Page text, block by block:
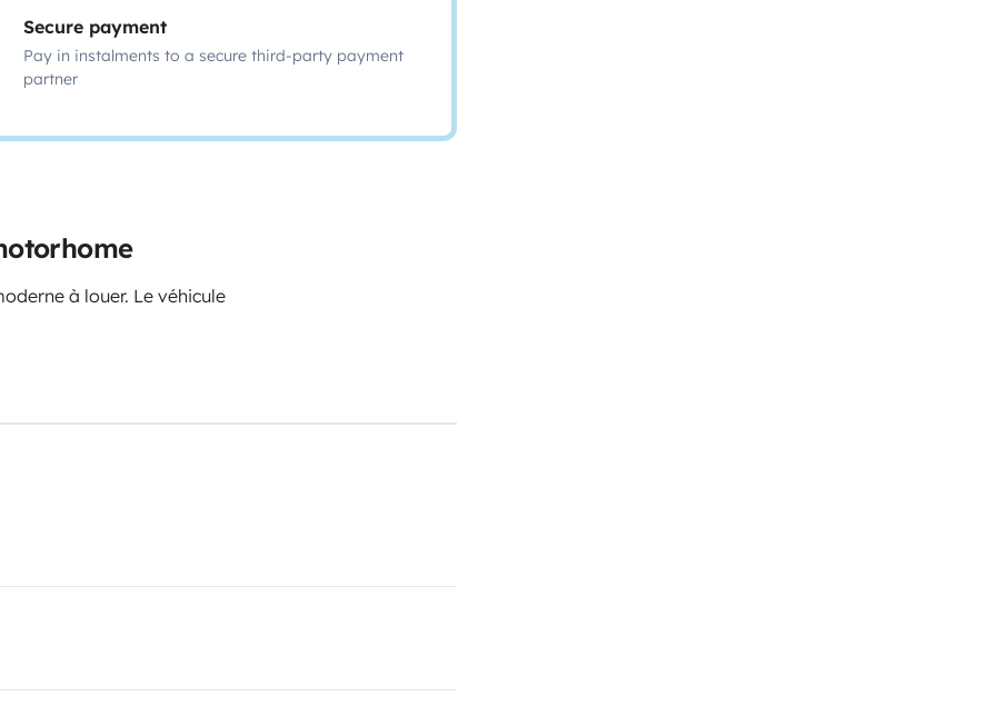
Secure payment
Pay in instalments to a secure third-party payment
partner
à louer. Le véhicule
comme à la maison. Vous
principales :